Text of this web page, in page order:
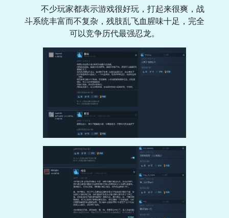
不少玩家都表示游戏很好玩，打起来很爽，战
斗系统丰富而不复杂，残肢乱飞血腥味十足，完全
可以竞争历代最强忍龙。